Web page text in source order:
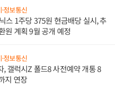
정보통신
스 1주당 375원 현금배당 실시, 추
원 계획 9월 공개 예정
정보통신
, 갤럭시Z 폴드8 사전예약 개통 8
지 연장